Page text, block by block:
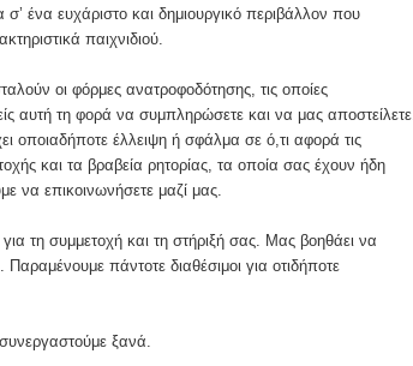
σ’ ένα ευχάριστο και δημιουργικό περιβάλλον που
παιχνιδιού.
οι φόρμες ανατροφοδότησης, τις οποίες
αυτή τη φορά να συμπληρώσετε και να μας
οποιαδήποτε έλλειψη ή σφάλμα σε ό,τι αφορά τις
και τα βραβεία ρητορίας, τα οποία σας έχουν ήδη
να επικοινωνήσετε μαζί μας.
τη συμμετοχή και τη στήριξή σας. Μας βοηθάει να
Παραμένουμε πάντοτε διαθέσιμοι για οτιδήποτε
ξανά.